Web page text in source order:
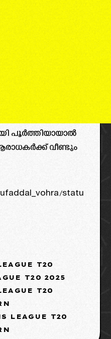
പൂർത്തിയായാൽ
വീണ്ടും
statu
T20
T20 2025
T20
LEAGUE T20